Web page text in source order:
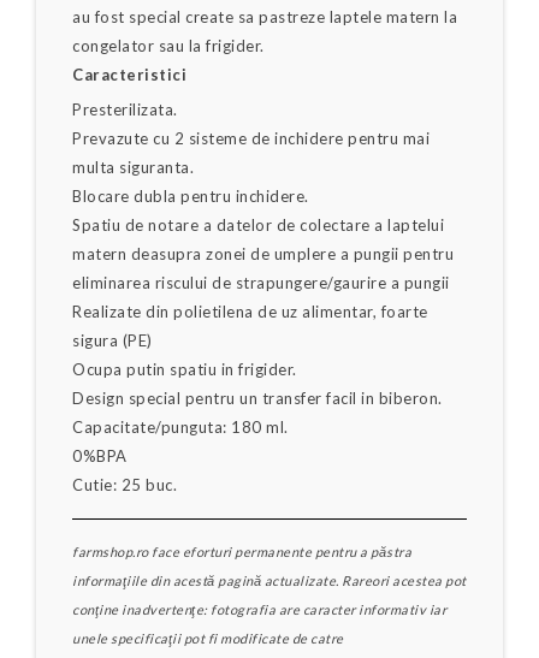
au fost special create sa pastreze laptele matern la
congelator sau la frigider.
Caracteristici
Presterilizata.
Prevazute cu 2 sisteme de inchidere pentru mai
multa siguranta.
Blocare dubla pentru inchidere.
Spatiu de notare a datelor de colectare a laptelui
matern deasupra zonei de umplere a pungii pentru
eliminarea riscului de strapungere/gaurire a pungii
Realizate din polietilena de uz alimentar, foarte
sigura (PE)
Ocupa putin spatiu in frigider.
Design special pentru un transfer facil in biberon.
Capacitate/punguta: 180 ml.
0%BPA
Cutie: 25 buc.
farmshop.ro face eforturi permanente pentru a păstra
informaţiile din acestă pagină actualizate. Rareori acestea pot
conţine inadvertenţe: fotografia are caracter informativ iar
unele specificaţii pot fi modificate de catre